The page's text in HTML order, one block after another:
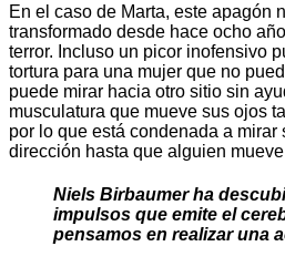
En el caso de Marta, este apagón
transformado desde hace ocho
terror. Incluso un picor inofensivo
tortura para una mujer que no
puede mirar hacia otro sitio sin
musculatura que mueve sus ojos
por lo que está condenada a mirar
dirección hasta que alguien
Niels Birbaumer ha
impulsos que emite el
pensamos en realizar una